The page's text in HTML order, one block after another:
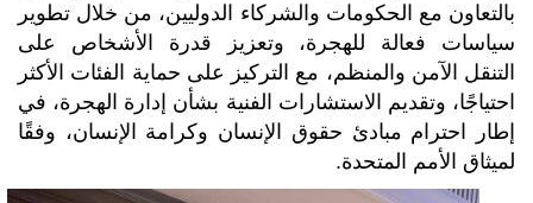
بالتعاون مع الحكومات والشركاء الدوليين، من خلال تطوير
سياسات فعالة للهجرة، وتعزيز قدرة الأشخاص على
التنقل الآمن والمنظم، مع التركيز على حماية الفئات الأكثر
احتياجًا، وتقديم الاستشارات الفنية بشأن إدارة الهجرة، في
إطار احترام مبادئ حقوق الإنسان وكرامة الإنسان، وفقًا
لميثاق الأمم المتحدة.